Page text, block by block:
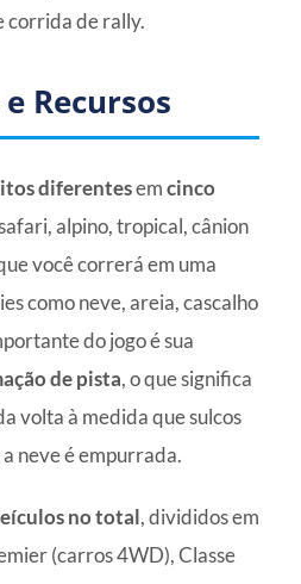
corrida de rally.
Recursos
diferentesemcinco
alpino, tropical, cânion
você correrá em uma
como neve, areia, cascalho
do jogo é sua
de pista, o que significa
volta à medida que sulcos
neve é empurrada.
no total, divididos em
(carros 4WD), Classe